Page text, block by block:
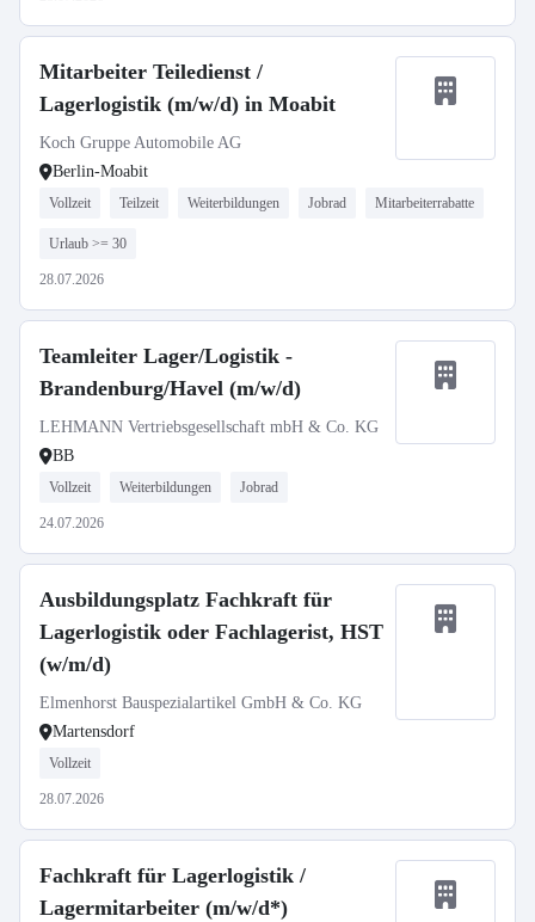
Mitarbeiter Teiledienst /
Lagerlogistik (m/w/d) in Moabit
Koch Gruppe Automobile AG
Berlin-Moabit
Vollzeit Teilzeit Weiterbildungen Jobrad Mitarbeiterrabatte
Urlaub >= 30
28.07.2026
Teamleiter Lager/Logistik -
Brandenburg/Havel (m/w/d)
LEHMANN Vertriebsgesellschaft mbH & Co. KG
BB
Vollzeit Weiterbildungen Jobrad
24.07.2026
Ausbildungsplatz Fachkraft für
Lagerlogistik oder Fachlagerist, HST
(w/m/d)
Elmenhorst Bauspezialartikel GmbH & Co. KG
Martensdorf
Vollzeit
28.07.2026
Fachkraft für Lagerlogistik /
Lagermitarbeiter (m/w/d*)